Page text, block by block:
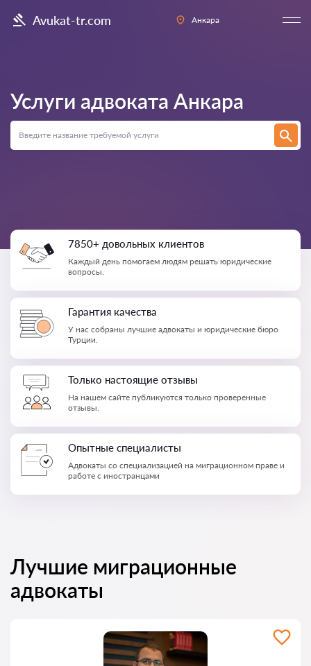
Avukat-tr.com Анкара
Услуги адвоката Анкара
7850+ довольных клиентов
Каждый день помогаем людям решать юридические
вопросы.
Гарантия качества
У нас собраны лучшие адвокаты и юридические бюро
Турции.
Только настоящие отзывы
На нашем сайте публикуются только проверенные
отзывы.
Опытные специалисты
Адвокаты со специализацией на миграционном праве и
работе с иностранцами
Лучшие миграционные
адвокаты